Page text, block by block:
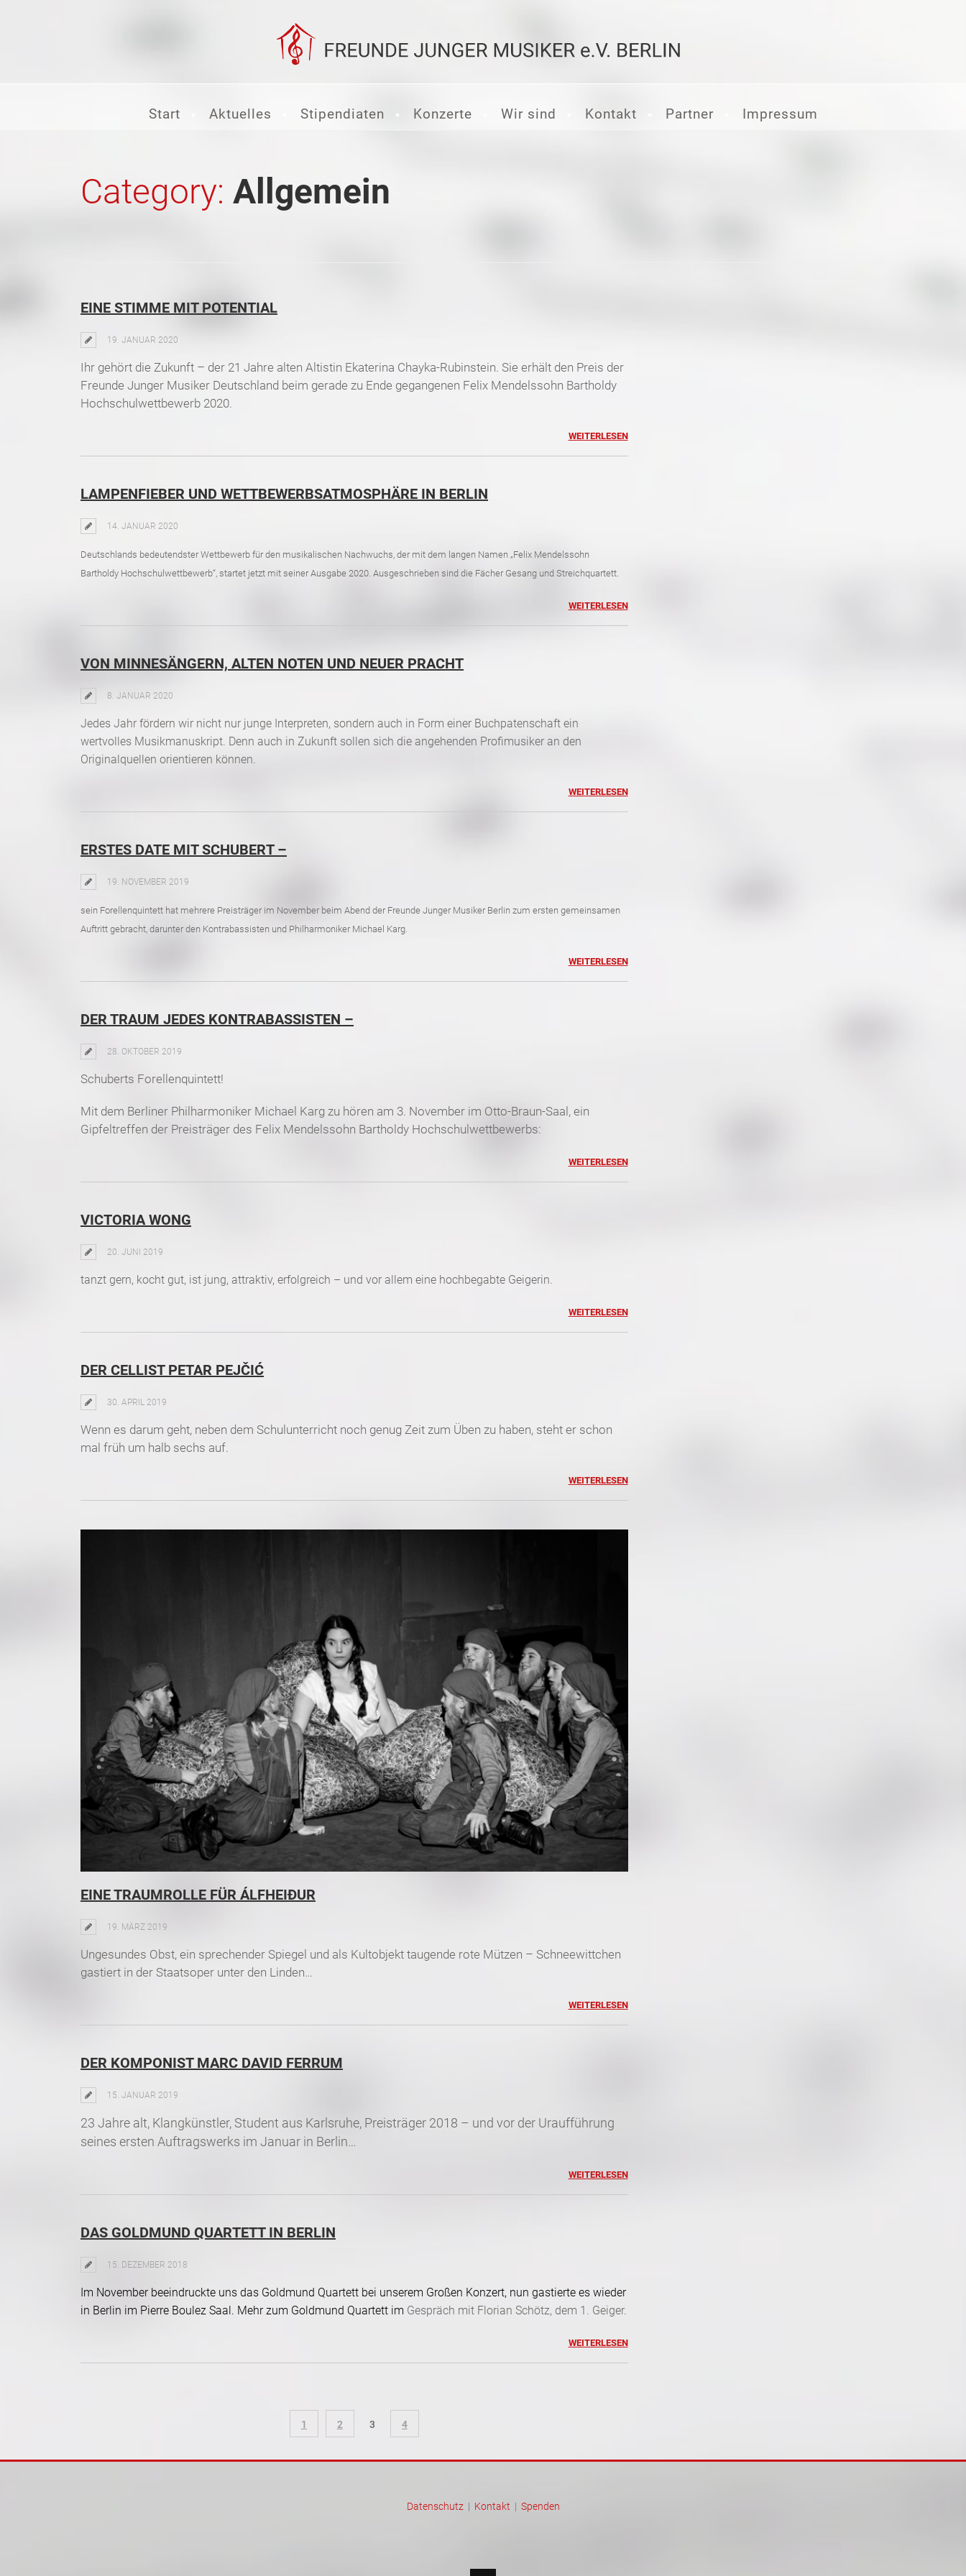
Start Aktuelles Stipendiaten Konzerte Wir sind Kontakt Partner Impressum
Category: Allgemein
EINE STIMME MIT POTENTIAL
19. JANUAR 2020
Ihr gehört die Zukunft – der 21 Jahre alten Altistin Ekaterina Chayka‐Rubinstein. Sie erhält den Preis der
Freunde Junger Musiker Deutschland beim gerade zu Ende gegangenen Felix Mendelssohn Bartholdy
Hochschulwettbewerb 2020.
WEITERLESEN
LAMPENFIEBER UND WETTBEWERBSATMOSPHÄRE IN BERLIN
14. JANUAR 2020
Deutschlands bedeutendster Wettbewerb für den musikalischen Nachwuchs, der mit dem langen Namen „Felix Mendelssohn
Bartholdy Hochschulwettbewerb“, startet jetzt mit seiner Ausgabe 2020. Ausgeschrieben sind die Fächer Gesang und Streichquartett.
WEITERLESEN
VON MINNESÄNGERN, ALTEN NOTEN UND NEUER PRACHT
8. JANUAR 2020
Jedes Jahr fördern wir nicht nur junge Interpreten, sondern auch in Form einer Buchpatenschaft ein
wertvolles Musikmanuskript. Denn auch in Zukunft sollen sich die angehenden Profimusiker an den
Originalquellen orientieren können.
WEITERLESEN
ERSTES DATE MIT SCHUBERT –
19. NOVEMBER 2019
sein Forellenquintett hat mehrere Preisträger im November beim Abend der Freunde Junger Musiker Berlin zum ersten gemeinsamen
Auftritt gebracht, darunter den Kontrabassisten und Philharmoniker Michael Karg.
WEITERLESEN
DER TRAUM JEDES KONTRABASSISTEN –
28. OKTOBER 2019
Schuberts Forellenquintett!
Mit dem Berliner Philharmoniker Michael Karg zu hören am 3. November im Otto-Braun-Saal, ein
Gipfeltreffen der Preisträger des Felix Mendelssohn Bartholdy Hochschulwettbewerbs:
WEITERLESEN
VICTORIA WONG
20. JUNI 2019
tanzt gern, kocht gut, ist jung, attraktiv, erfolgreich – und vor allem eine hochbegabte Geigerin.
WEITERLESEN
DER CELLIST PETAR PEJČIĆ
30. APRIL 2019
Wenn es darum geht, neben dem Schulunterricht noch genug Zeit zum Üben zu haben, steht er schon
mal früh um halb sechs auf.
WEITERLESEN
EINE TRAUMROLLE FÜR ÁLFHEIÐUR
19. MÄRZ 2019
Ungesundes Obst, ein sprechender Spiegel und als Kultobjekt taugende rote Mützen – Schneewittchen
gastiert in der Staatsoper unter den Linden…
WEITERLESEN
DER KOMPONIST MARC DAVID FERRUM
15. JANUAR 2019
23 Jahre alt, Klangkünstler, Student aus Karlsruhe, Preisträger 2018 – und vor der Uraufführung
seines ersten Auftragswerks im Januar in Berlin…
WEITERLESEN
DAS GOLDMUND QUARTETT IN BERLIN
15. DEZEMBER 2018
Im November beeindruckte uns das Goldmund Quartett bei unserem Großen Konzert, nun gastierte es wieder
in Berlin im Pierre Boulez Saal. Mehr zum Goldmund Quartett im Gespräch mit Florian Schötz, dem 1. Geiger.
WEITERLESEN
1 2 3 4
Datenschutz | Kontakt | Spenden